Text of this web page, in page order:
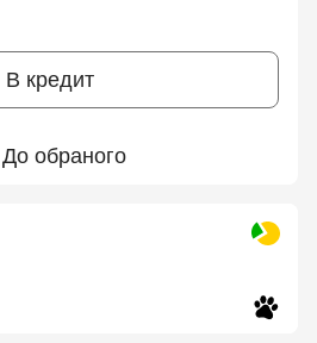
В кредит
До обраного